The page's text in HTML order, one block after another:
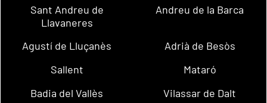
Sant Andreu de
Llavaneres
Andreu de la Barca
Agustí de Lluçanès
Adrià de Besòs
Sallent
Mataró
Badia del Vallès
Vilassar de Dalt